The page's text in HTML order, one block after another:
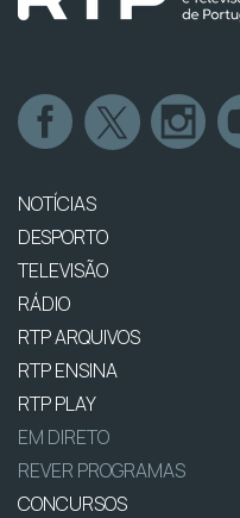
NOTÍCIAS
DESPORTO
TELEVISÃO
RÁDIO
RTP ARQUIVOS
RTP ENSINA
RTP PLAY
EM DIRETO
REVER PROGRAMAS
CONCURSOS